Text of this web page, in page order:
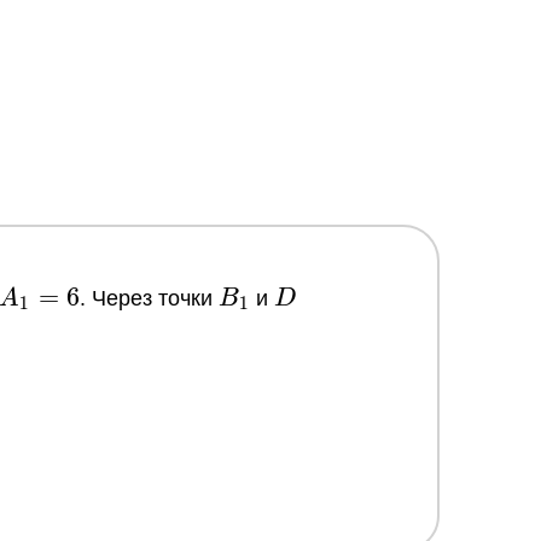
1 = 6. Через точкиB_1
B1 иD
D